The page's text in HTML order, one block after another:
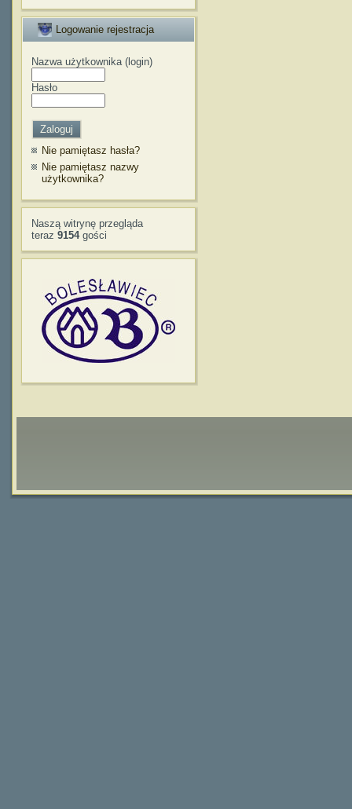
Logowanie rejestracja
Nazwa użytkownika (login)
Hasło
Nie pamiętasz hasła?
Nie pamiętasz nazwy
użytkownika?
Naszą witrynę przegląda
teraz 9154gości